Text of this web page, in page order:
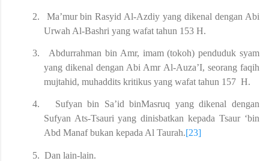
2.
Ma’mur bin Rasyid Al-Azdiy yang dikenal dengan Abi
Urwah Al-Bashri yang wafat tahun 153 H.
3.
Abdurrahman bin Amr, imam (tokoh) penduduk syam
yang dikenal dengan Abi Amr Al-Auza’I, seorang faqih
mujtahid, muhaddits kritikus yang wafat tahun 157 H.
4.
Sufyan bin Sa’id binMasruq yang dikenal dengan
Sufyan Ats-Tsauri yang dinisbatkan kepada Tsaur ‘bin
Abd Manaf bukan kepada Al Taurah.[23]
5. Dan lain-lain.